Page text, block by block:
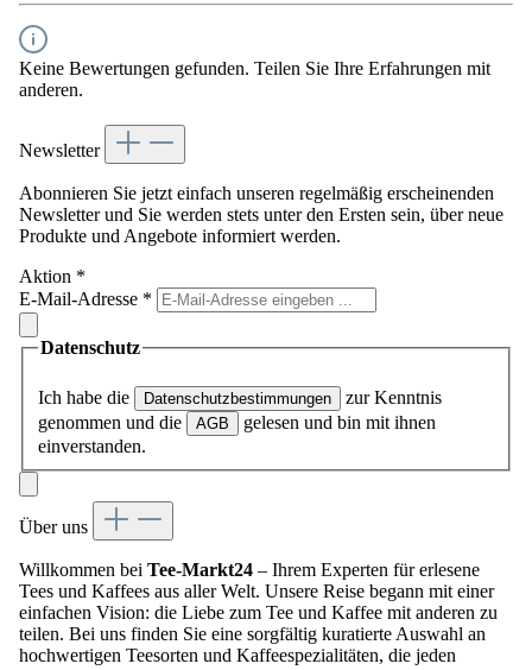
Keine Bewertungen gefunden. Teilen Sie Ihre Erfahrungen mit
anderen.
Newsletter
Abonnieren Sie jetzt einfach unseren regelmäßig erscheinenden
Newsletter und Sie werden stets unter den Ersten sein, über neue
Produkte und Angebote informiert werden.
Aktion *
E-Mail-Adresse *
Datenschutz
Ich habe die Datenschutzbestimmungen
zur Kenntnis
genommen und die
AGB
gelesen und bin mit ihnen
einverstanden.
Über uns
Willkommen bei Tee-Markt24 – Ihrem Experten für erlesene
Tees und Kaffees aus aller Welt. Unsere Reise begann mit einer
einfachen Vision: die Liebe zum Tee und Kaffee mit anderen zu
teilen. Bei uns finden Sie eine sorgfältig kuratierte Auswahl an
hochwertigen Teesorten und Kaffeespezialitäten, die jeden